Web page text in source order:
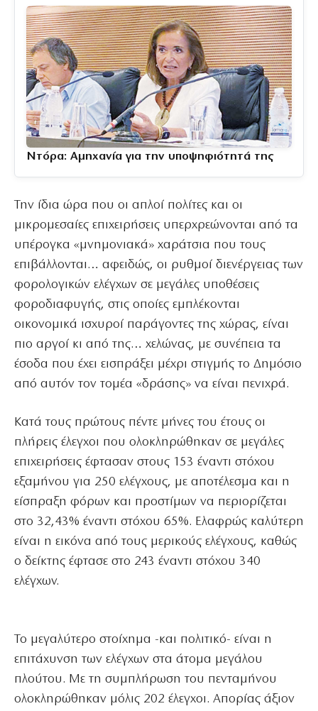
Ντόρα: Αμηχανία για την υποψηφιότητά της
Την ίδια ώρα που οι απλοί πολίτες και οι
μικρομεσαίες επιχειρήσεις υπερχρεώνονται από τα
υπέρογκα «μνημονιακά» χαράτσια που τους
επιβάλλονται… αφειδώς, οι ρυθμοί διενέργειας των
φορολογικών ελέγχων σε μεγάλες υποθέσεις
φοροδιαφυγής, στις οποίες εμπλέκονται
οικονομικά ισχυροί παράγοντες της χώρας, είναι
πιο αργοί κι από της… χελώνας, με συνέπεια τα
έσοδα που έχει εισπράξει μέχρι στιγμής το Δημόσιο
από αυτόν τον τομέα «δράσης» να είναι πενιχρά.
Κατά τους πρώτους πέντε μήνες του έτους οι
πλήρεις έλεγχοι που ολοκληρώθηκαν σε μεγάλες
επιχειρήσεις έφτασαν στους 153 έναντι στόχου
εξαμήνου για 250 ελέγχους, με αποτέλεσμα και η
είσπραξη φόρων και προστίμων να περιορίζεται
στο 32,43% έναντι στόχου 65%. Ελαφρώς καλύτερη
είναι η εικόνα από τους μερικούς ελέγχους, καθώς
ο δείκτης έφτασε στο 243 έναντι στόχου 340
ελέγχων.
Το μεγαλύτερο στοίχημα -και πολιτικό- είναι η
επιτάχυνση των ελέγχων στα άτομα μεγάλου
πλούτου. Με τη συμπλήρωση του πενταμήνου
ολοκληρώθηκαν μόλις 202 έλεγχοι. Απορίας άξιον